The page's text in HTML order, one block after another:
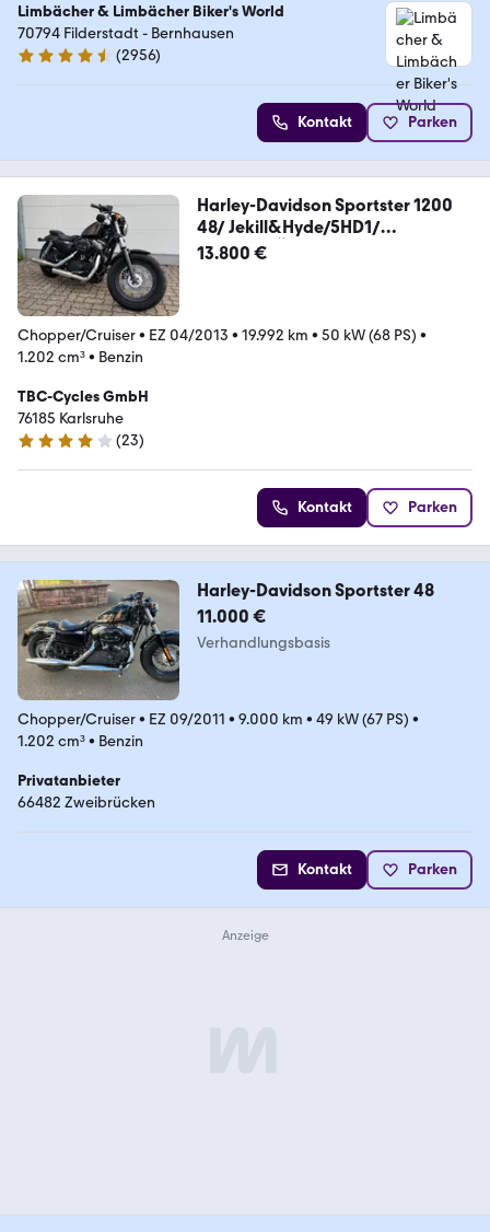
Limbächer & Limbächer Biker's World
70794 Filderstadt - Bernhausen
4.7 Sterne
(2956)
Kontakt Parken
Harley-Davidson Sportster 1200
48/ Jekill&Hyde/5HD1/
Service+TÜV
13.800 €
Chopper/Cruiser• EZ 04/2013 • 19.992 km • 50 kW (68 PS) •
1.202 cm³• Benzin
TBC-Cycles GmbH
76185 Karlsruhe
4.2 Sterne
(23)
Kontakt Parken
Harley-Davidson Sportster 48
11.000 €
Verhandlungsbasis
Chopper/Cruiser• EZ 09/2011 • 9.000 km • 49 kW (67 PS) •
1.202 cm³• Benzin
Privatanbieter
66482 Zweibrücken
Kontakt Parken